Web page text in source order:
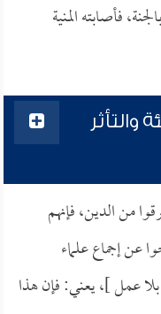
فأصابته المنية
من الدين، فإنهم
عن إجماع علماء
عمل ]، يعني: فإن هذا